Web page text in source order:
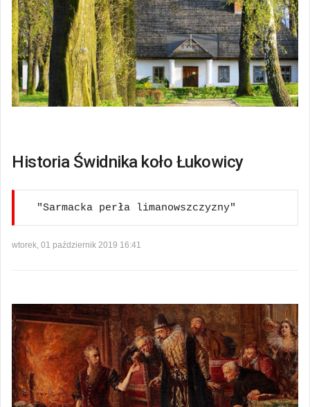
Historia Świdnika koło Łukowicy
"Sarmacka perła limanowszczyzny"
wtorek, 01 październik 2019 16:41